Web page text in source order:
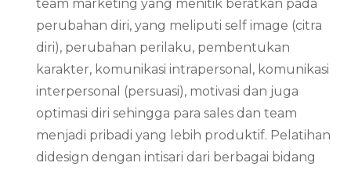
team marketing yang menitik beratkan pada
perubahan diri, yang meliputi self image (citra
diri), perubahan perilaku, pembentukan
karakter, komunikasi intrapersonal, komunikasi
interpersonal (persuasi), motivasi dan juga
optimasi diri sehingga para sales dan team
menjadi pribadi yang lebih produktif. Pelatihan
didesign dengan intisari dari berbagai bidang